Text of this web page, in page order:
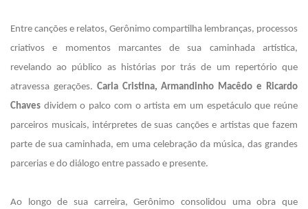
Entre canções e relatos, Gerônimo compartilha lembranças, processos
criativos e momentos marcantes de sua caminhada artística,
revelando ao público as histórias por trás de um repertório que
atravessa gerações. Carla Cristina, Armandinho Macêdo e Ricardo
Chaves dividem o palco com o artista em um espetáculo que reúne
parceiros musicais, intérpretes de suas canções e artistas que fazem
parte de sua caminhada, em uma celebração da música, das grandes
parcerias e do diálogo entre passado e presente.
Ao longo de sua carreira, Gerônimo consolidou uma obra que